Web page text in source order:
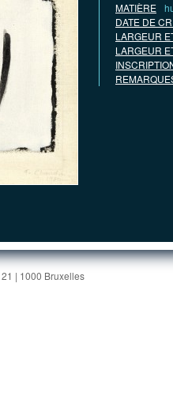
MATIÈRE
DATE DE
LARGEUR
LARGEUR
| 1000 Bruxelles